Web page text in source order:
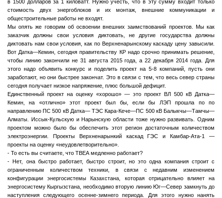
в 1500 долларов за 1 киловатт. Нужно учесть, что в эту сумму входит только
стоимость двух энергоблоков и их монтаж, внешние коммуникации и
общестроительные работы не входят.
Мы опять же говорим об освоении внешних заимствований проектов. Мы как
заказчик должны свои условия диктовать, не другие государства должны
диктовать нам свои условия, как по Верхненарынскому каскаду цену завысили.
Вот Датка—Кемин, сегодня правительству КР надо срочно принимать решение,
чтобы линию закончили не 31 августа 2015 года, а 22 декабря 2014 года. Для
этого надо объявить конкурс и поделить проект на 5-8 компаний, пусть они
заработают, но они быстрее закончат. Это в связи с тем, что весь север страны
сегодня получает низкое напряжение, плюс большой дефицит.
Единственный проект на оценку «хорошо» — это проект ВЛ 500 кВ Датка—
Кемин, на «отлично» этот проект был бы, если бы ЛЭП прошла по по
направлению ПС 500 кВ Датка— ТЭС Кара-Кече—ПС 500 кВ Балыкчы—Тамчы—
Алматы. Иссык-Кульскую и Нарынскую области тоже нужно развивать. Одним
проектом можно было бы обеспечить этот регион достаточным количеством
электроэнергии. Проекты Верхненарынкий каскад ГЭС и Камбар-Ата-1 —
проекты на оценку «неудовлетворительно».
- То есть вы считаете, что ТВЕА медленно работает?
- Нет, она быстро работает, быстро строит, но это одна компания строит с
ограниченным количеством техники, в связи с недавним изменением
конфигурации энергосистемы Казахстана, которая отрицательно влияет на
энергосистему Кыргызстана, необходимо вторую линию Юг—Север замкнуть до
наступления следующего осенне-зимнего периода. Для этого нужно нанять